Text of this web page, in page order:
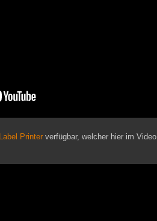
Printer verfügbar, welcher hier im